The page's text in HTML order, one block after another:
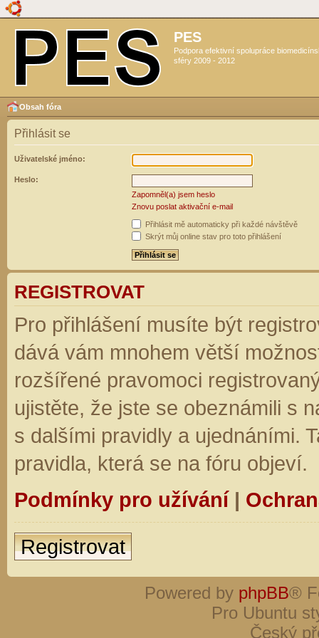
PES
Podpora efektivní spolupráce
sféry 2009 - 2012
Obsah fóra
Přihlásit se
Uživatelské jméno:
Heslo:
Zapomněl(a) jsem heslo
Znovu poslat aktivační e-mail
Přihlásit mě automaticky při každé návštěvě
Skrýt můj online stav pro toto přihlášení
REGISTROVAT
Pro přihlášení musíte být
dává vám mnohem větší
rozšířené pravomoci
ujistěte, že jste se obeznámili s
s dalšími pravidly a ujednáními.
pravidla, která se na fóru objeví.
Podmínky pro užívání|
Registrovat
Powered by phpBB®
Pro Ubuntu
Český